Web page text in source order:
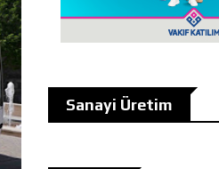
Sanayi Üretim